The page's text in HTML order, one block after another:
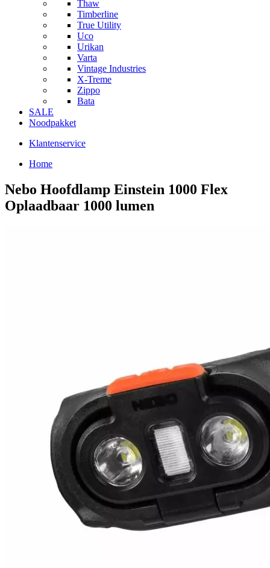
Thaw
Timberline
True Utility
Uco
Urikan
Varta
Vintage Industries
X-Treme
Zippo
Bata
SALE
Noodpakket
Klantenservice
Home
Nebo Hoofdlamp Einstein 1000 Flex
Oplaadbaar 1000 lumen